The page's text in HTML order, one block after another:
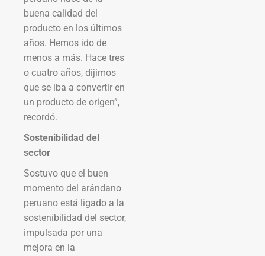
buena calidad del
producto en los últimos
años. Hemos ido de
menos a más. Hace tres
o cuatro años, dijimos
que se iba a convertir en
un producto de origen”,
recordó.
Sostenibilidad del
sector
Sostuvo que el buen
momento del arándano
peruano está ligado a la
sostenibilidad del sector,
impulsada por una
mejora en la